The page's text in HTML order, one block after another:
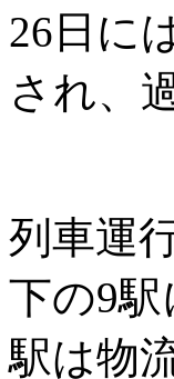
26日に
され、
列車運
下の9
駅は物